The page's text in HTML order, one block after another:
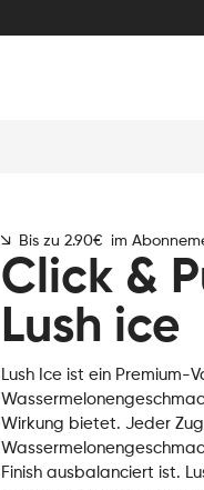
Bis zu 2.90€ im
Click &
Lush ice
Lush Ice ist ein Premium-
Wirkung bietet. Jeder
Finish ausbalanciert ist.